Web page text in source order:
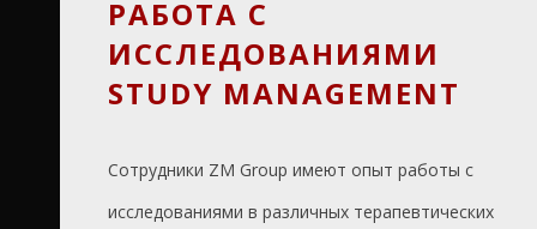
РАБОТА С
ИССЛЕДОВАНИЯМИ
STUDY MANAGEMENT
Сотрудники ZM Group имеют опыт работы с
исследованиями в различных терапевтических